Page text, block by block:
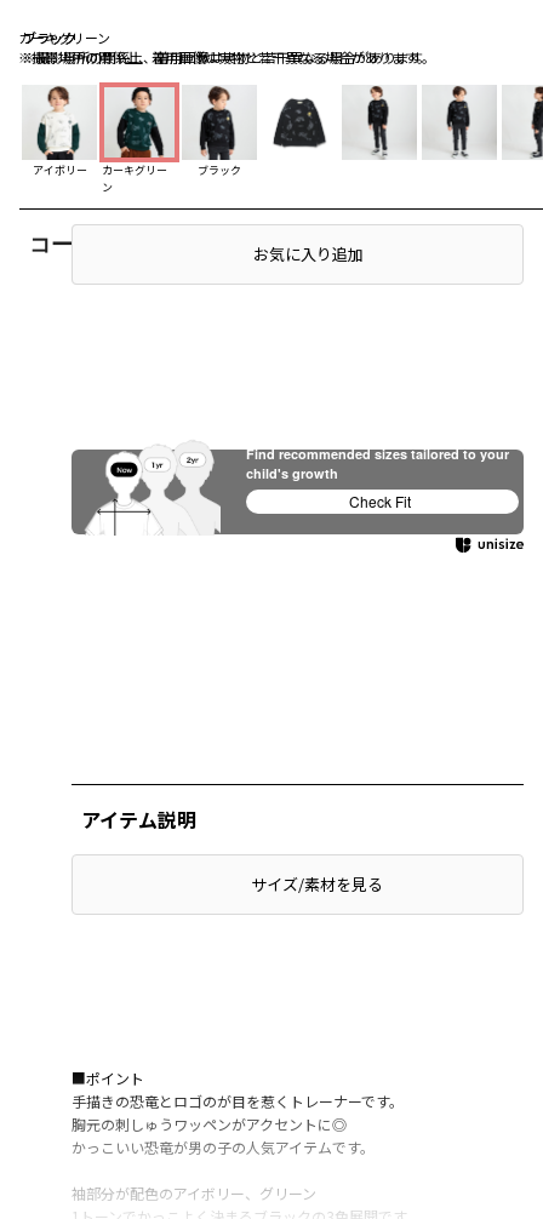
カーキグリーン
※撮影場所の関係上、着用画像は実物と若干異なる場合があります。
ブラック
※撮影場所の関係上、着用画像は実物と若干異なる場合があります。
ブラック
アイボリー
カーキグリー
ン
ブラック
コーディネート店頭在庫を確認するお気に入り追加
アイテム説明
サイズ/素材を見る
■ポイント
手描きの恐竜とロゴのが目を惹くトレーナーです。
胸元の刺しゅうワッペンがアクセントに◎
かっこいい恐竜が男の子の人気アイテムです。
袖部分が配色のアイボリー、グリーン
Find recommended sizes tailored to your
child's growth
Check Fit